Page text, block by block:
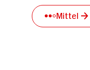
Mittel